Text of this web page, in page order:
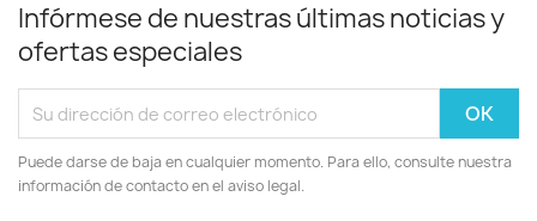
Infórmese de nuestras últimas noticias y
ofertas especiales
Puede darse de baja en cualquier momento. Para ello, consulte nuestra
información de contacto en el aviso legal.